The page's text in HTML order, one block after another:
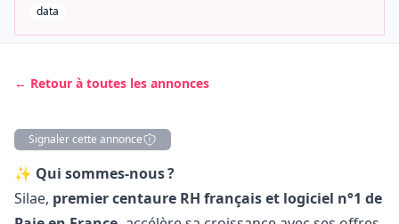
data
← Retour à toutes les annonces
Signaler cette annonce
Description
✨ Qui sommes-nous ?
Silae, premier centaure RH français et logiciel n°1 de